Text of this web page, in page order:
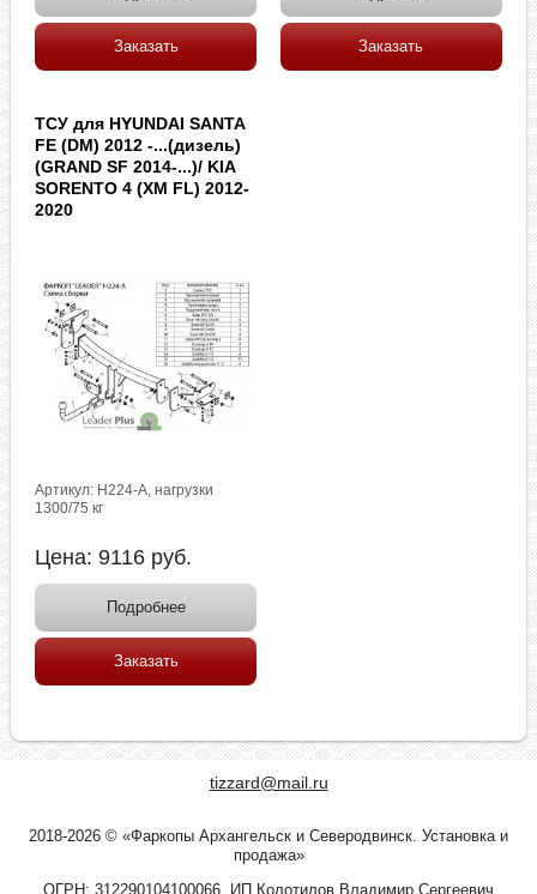
Заказать Заказать
ТСУ для HYUNDAI SANTA
FE (DM) 2012 -...(дизель)
(GRAND SF 2014-...)/ KIA
SORENTO 4 (XM FL) 2012-
2020
Артикул: H224-A, нагрузки
1300/75 кг
Цена:9116 руб.
Подробнее
Заказать
tizzard@mail.ru
2018-2026 © «Фаркопы Архангельск и Северодвинск. Установка и
продажа»
ОГРН: 312290104100066, ИП Колотилов Владимир Сергеевич